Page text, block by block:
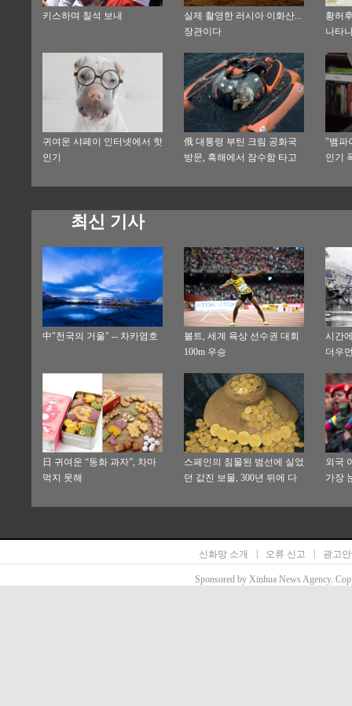
키스하며 칠석 보내
실제 촬영한 러시아 이화산...
장관이다
황허
나타
귀여운 샤페이 인터넷에서 핫
인기
俄 대통령 부틴 크림 공화국
방문, 흑해에서 잠수함 타고
"뱀파
인기
최신 기사
中"천국의 거울" -- 차카염호
볼트, 세계 육상 선수권 대회
100m 우승
시간
더우
日 귀여운 “동화 과자”, 차마
먹지 못해
스페인의 침물된 범선에 실었
던 값진 보물, 300년 뒤에 다
외국
가장